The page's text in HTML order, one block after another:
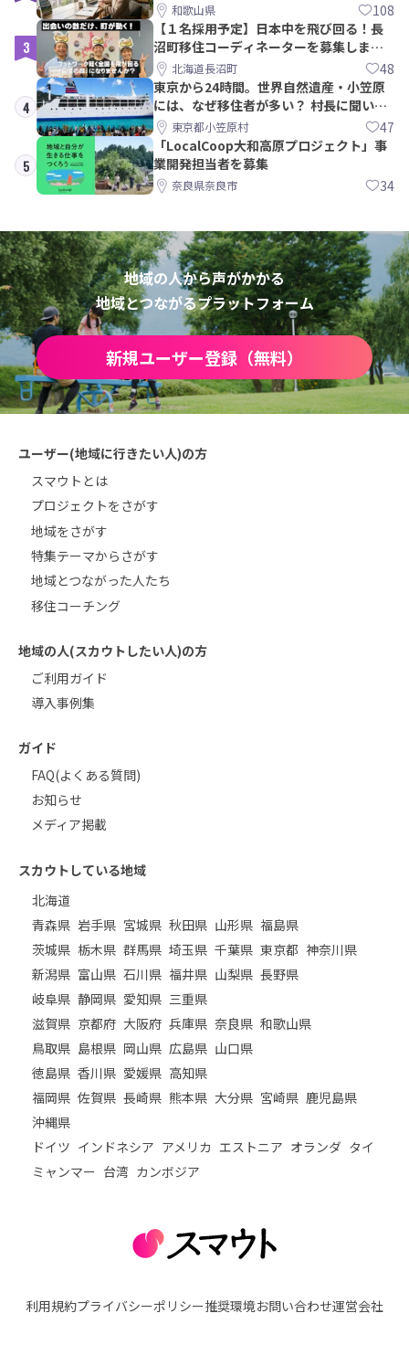
和歌山県 108
3
【１名採用予定】日本中を飛び回る！長
沼町移住コーディネーターを募集しま
す！北海道長沼町 48
4
東京から24時間。世界自然遺産・小笠原
には、なぜ移住者が多い？ 村長に聞いて
みた東京都小笠原村 47
5
「LocalCoop大和高原プロジェクト」事
業開発担当者を募集
奈良県奈良市 34
地域の人から声がかかる
地域とつながるプラットフォーム
新規ユーザー登録（無料）
ユーザー(地域に行きたい人)の方
スマウトとは
プロジェクトをさがす
地域をさがす
特集テーマからさがす
地域とつながった人たち
移住コーチング
地域の人(スカウトしたい人)の方
ご利用ガイド
導入事例集
ガイド
FAQ(よくある質問)
お知らせ
メディア掲載
スカウトしている地域
北海道
青森県 岩手県 宮城県 秋田県 山形県 福島県
茨城県 栃木県 群馬県 埼玉県 千葉県 東京都 神奈川県
新潟県 富山県 石川県 福井県 山梨県 長野県
岐阜県 静岡県 愛知県 三重県
滋賀県 京都府 大阪府 兵庫県 奈良県 和歌山県
鳥取県 島根県 岡山県 広島県 山口県
徳島県 香川県 愛媛県 高知県
福岡県 佐賀県 長崎県 熊本県 大分県 宮崎県 鹿児島県
沖縄県
ドイツ インドネシア アメリカ エストニア オランダ タイ
ミャンマー 台湾 カンボジア
利用規約プライバシーポリシー推奨環境お問い合わせ運営会社